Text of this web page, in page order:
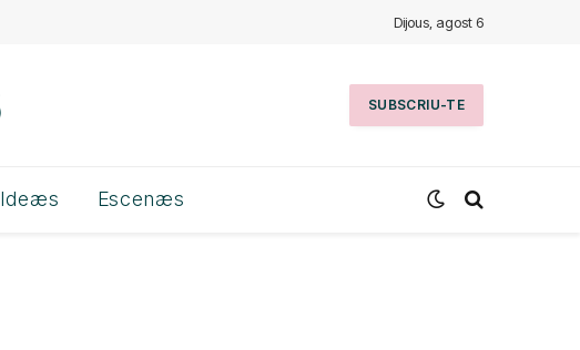
Dijous, agost 6
SUBSCRIU-TE
Ideæs Escenæs